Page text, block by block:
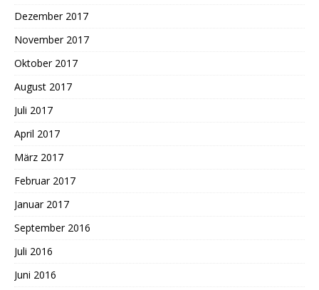
Dezember 2017
November 2017
Oktober 2017
August 2017
Juli 2017
April 2017
März 2017
Februar 2017
Januar 2017
September 2016
Juli 2016
Juni 2016